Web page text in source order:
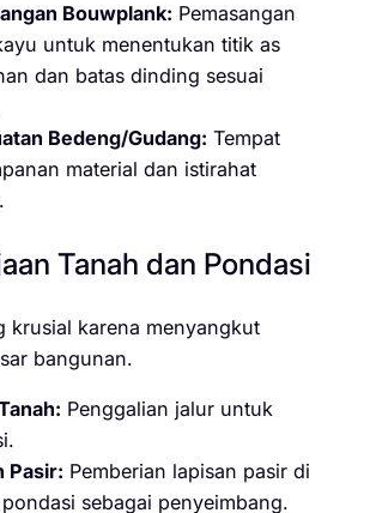
Bouwplank: Pemasangan
untuk menentukan titik as
dan batas dinding sesuai
Bedeng/Gudang: Tempat
material dan istirahat
Tanah dan Pondasi
krusial karena menyangkut
bangunan.
Penggalian jalur untuk
Pasir: Pemberian lapisan pasir di
sebagai penyeimbang.